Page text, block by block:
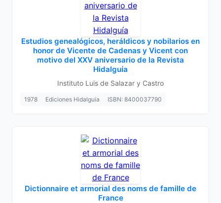
Estudios genealógicos, heráldicos y nobilarios en
honor de Vicente de Cadenas y Vicent con
motivo del XXV aniversario de la Revista
Hidalguía
Instituto Luis de Salazar y Castro
1978 Ediciones Hidalguia ISBN: 8400037790
Dictionnaire et armorial des noms de famille de
France